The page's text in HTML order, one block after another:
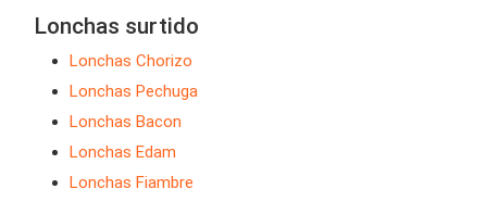
Lonchas surtido
Lonchas Chorizo
Lonchas Pechuga
Lonchas Bacon
Lonchas Edam
Lonchas Fiambre